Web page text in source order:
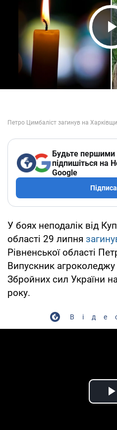
Будьте першими
підпишіться на
Google
У боях неподалік від
області 29 липня
Рівненської області
Випускник
Збройних сил України
року.